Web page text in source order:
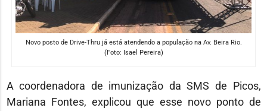
Novo posto de Drive-Thru já está atendendo a população na Av. Beira Rio.
(Foto: Isael Pereira)
A coordenadora de imunização da SMS de Picos,
Mariana Fontes, explicou que esse novo ponto de